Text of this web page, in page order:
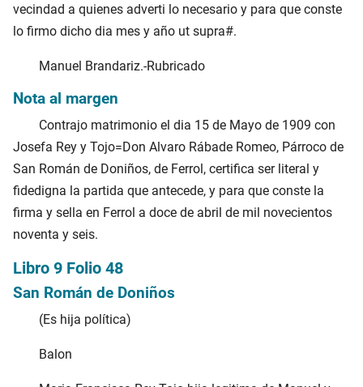
vecindad a quienes adverti lo necesario y para que conste
lo firmo dicho dia mes y año ut supra#.
Manuel Brandariz.-Rubricado
Nota al margen
Contrajo matrimonio el dia 15 de Mayo de 1909 con
Josefa Rey y Tojo=Don Alvaro Rábade Romeo, Párroco de
San Román de Doniños, de Ferrol, certifica ser literal y
fidedigna la partida que antecede, y para que conste la
firma y sella en Ferrol a doce de abril de mil novecientos
noventa y seis.
Libro 9 Folio 48
San Román de Doniños
(Es hija política)
Balon